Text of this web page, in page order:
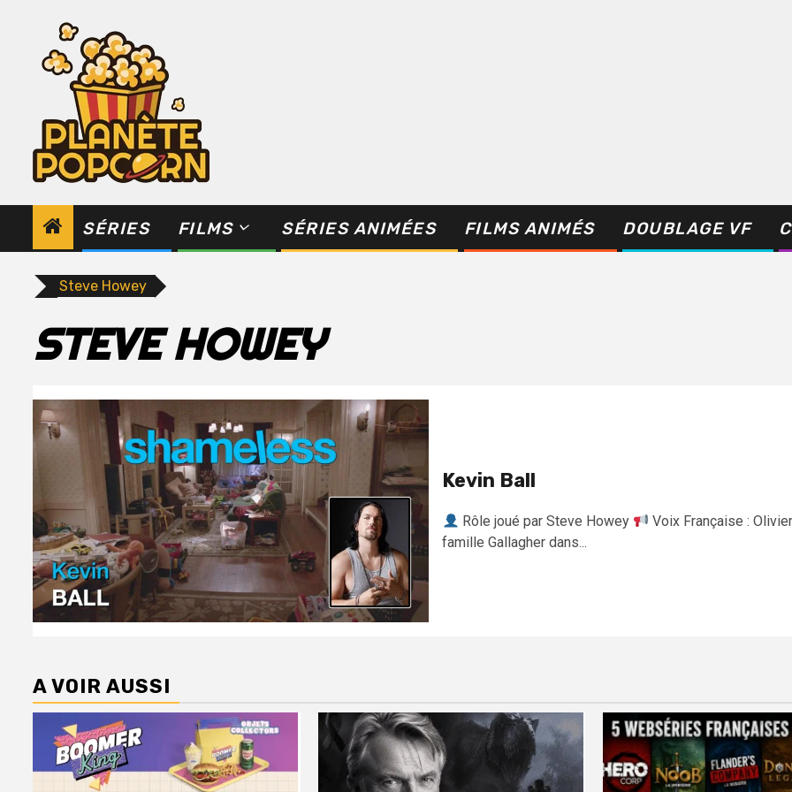
SÉRIES FILMS SÉRIES ANIMÉES FILMS ANIMÉS DOUBLAGE VF
Steve Howey
STEVE HOWEY
Kevin Ball
Rôle joué par Steve Howey
Voix Française :
famille Gallagher dans...
A VOIR AUSSI